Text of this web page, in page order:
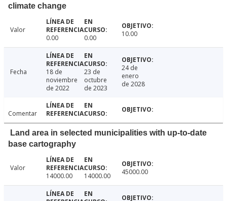
climate change
Valor
0.00
0.00 10.00
Fecha
18 de
noviembre
de 2022
23 de
octubre
de 2023
24 de
enero
de 2028
Comentar
Land area in selected municipalities with up-to-date
base cartography
Valor
14000.00
14000.00 45000.00